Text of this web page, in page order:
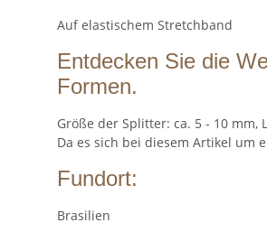
Auf elastischem Stretchband
Entdecken Sie die
Formen.
Größe der Splitter: ca. 5 - 10 mm,
Da es sich bei diesem Artikel um
Fundort:
Brasilien